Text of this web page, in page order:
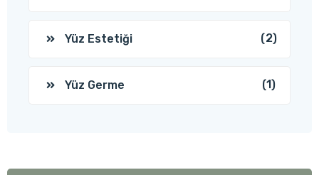
Yüz Estetiği (2)
Yüz Germe (1)